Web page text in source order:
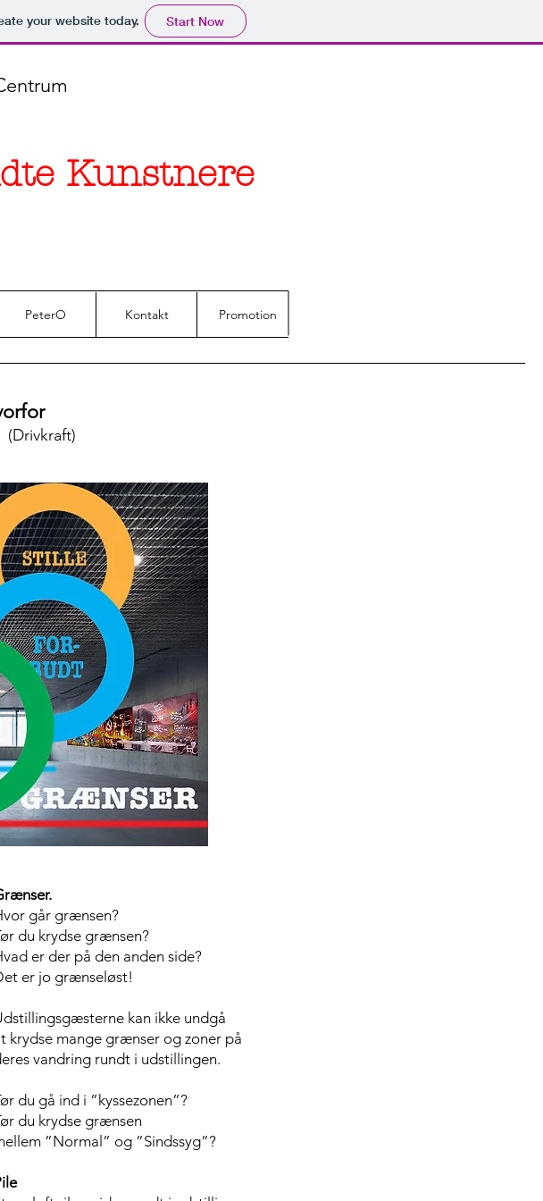
your website today. Start Now
Kunstnere
PeterO Kontakt Promotion
går grænsen?
du krydse grænsen?
er der på den anden side?
er jo grænseløst!
kan ikke undgå
krydse mange grænser og zoner på
vandring rundt i udstillingen.
du gå ind i ”kyssezonen”?
du krydse grænsen
”Normal” og ”Sindssyg”?